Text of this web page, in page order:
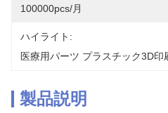
100000pcs/月
ハイライト:
医療用パーツ プラスチック3D印
製品説明